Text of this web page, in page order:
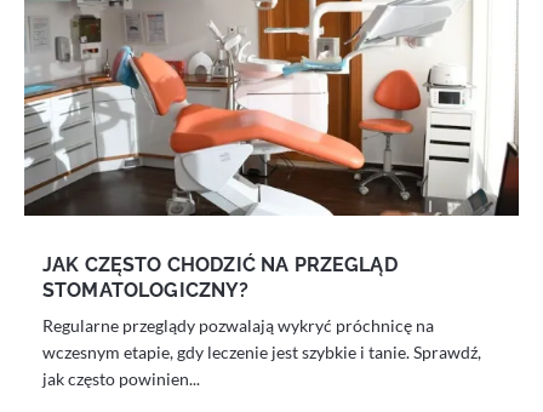
JAK CZĘSTO CHODZIĆ NA PRZEGLĄD
STOMATOLOGICZNY?
Regularne przeglądy pozwalają wykryć próchnicę na
wczesnym etapie, gdy leczenie jest szybkie i tanie. Sprawdź,
jak często powinien...